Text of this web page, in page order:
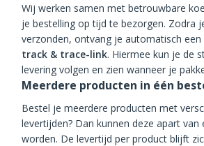
Wij werken samen met betrouwbare
je bestelling op tijd te bezorgen. Zodra
verzonden, ontvang je automatisch
track & trace-link. Hiermee kun je de
levering volgen en zien wanneer je
Meerdere producten in één
Bestel je meerdere producten met
levertijden? Dan kunnen deze apart van
worden. De levertijd per product blijft